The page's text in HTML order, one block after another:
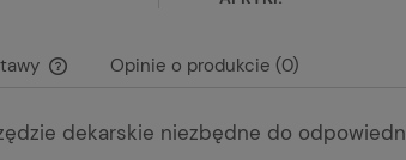
Cena nie zawiera ewentualnych kosztów
Opinie o produkcie (0)
dekarskie niezbędne do